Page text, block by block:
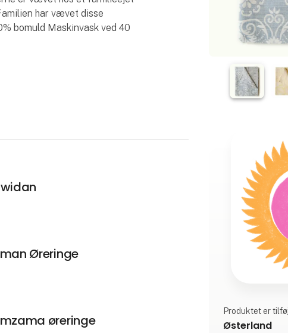
har vævet disse
bomuld Maskinvask ved 40
Øreringe
øreringe
Produktet er
Østerland